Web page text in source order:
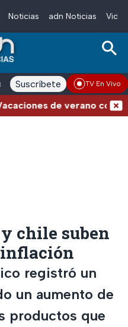
Noticias adn Noticias
adn Noticias Radio
Suscríbete TV En Vivo
de verano
chile suben
inflación
registró un
un aumento de
productos que